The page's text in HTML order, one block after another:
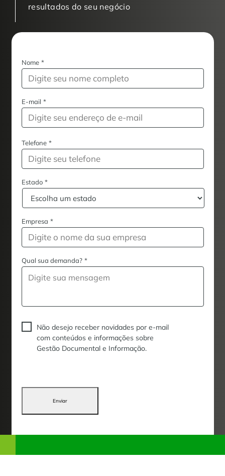
resultados do seu negócio
Nome *
E-mail *
Telefone *
Estado *
Empresa *
Qual sua demanda? *
Não desejo receber novidades por e-mail
com conteúdos e informações sobre
Gestão Documental e Informação.
Enviar